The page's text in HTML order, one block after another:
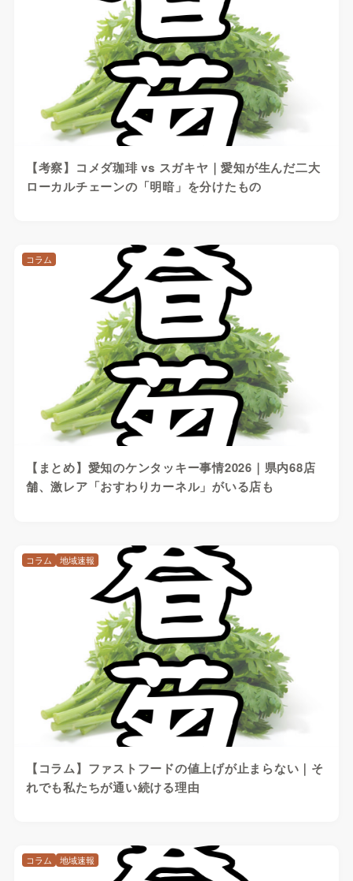
【考察】コメダ珈琲 vs スガキヤ｜愛知が生んだ二大
ローカルチェーンの「明暗」を分けたもの
【まとめ】愛知のケンタッキー事情2026｜県内68店
舗、激レア「おすわりカーネル」がいる店も
コラム
【コラム】ファストフードの値上げが止まらない｜そ
れでも私たちが通い続ける理由
コラム 地域速報
コラム 地域速報